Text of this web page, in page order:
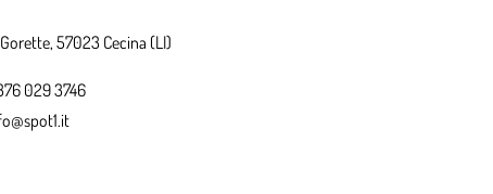
57023 Cecina (LI)
029 3746